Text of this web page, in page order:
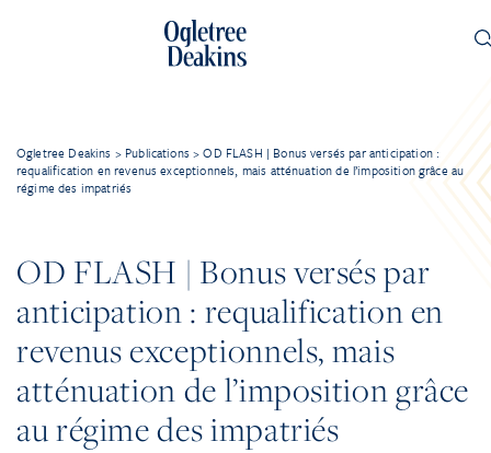
Ogletree Deakins > Publications >OD FLASH | Bonus versés par anticipation :
requalification en revenus exceptionnels, mais atténuation de l’imposition grâce au
régime des impatriés
OD FLASH | Bonus versés par
anticipation : requalification en
revenus exceptionnels, mais
atténuation de l’imposition grâce
au régime des impatriés